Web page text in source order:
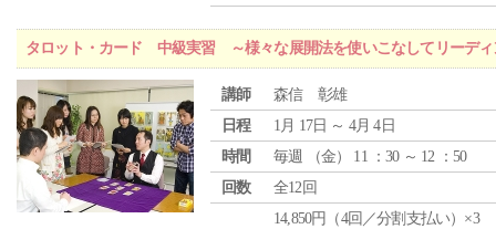
タロット・カード 中級実習 ～様々な展開法を使いこなしてリーディ
講師
森信 彰雄
日程
1月 17日 ～ 4月 4日
時間
毎週 （金） 11 ：30 ～ 12 ：50
回数
全12回
14,850円（4回／分割支払い）×3